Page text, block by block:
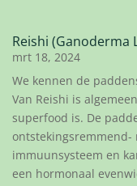
Reishi (Ganoderma
mrt 18, 2024
We kennen de
Van Reishi is
superfood is. De
immuunsysteem en
een hormonaal